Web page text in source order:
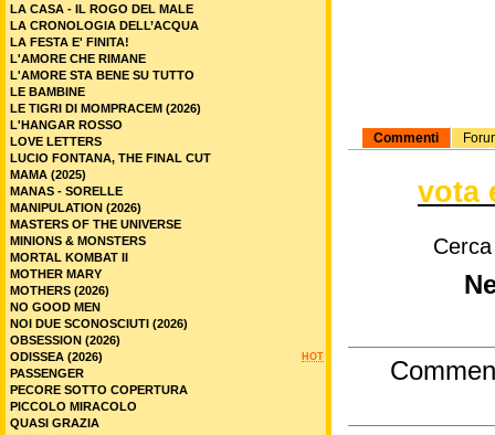
Commenti
vota
LA CASA - IL ROGO DEL MALE
LA CRONOLOGIA DELL’ACQUA
LA FESTA E' FINITA!
L'AMORE CHE RIMANE
L'AMORE STA BENE SU TUTTO
LE BAMBINE
LE TIGRI DI MOMPRACEM (2026)
L'HANGAR ROSSO
LOVE LETTERS
LUCIO FONTANA, THE FINAL CUT
MAMA (2025)
MANAS - SORELLE
MANIPULATION (2026)
MASTERS OF THE UNIVERSE
MINIONS & MONSTERS
MORTAL KOMBAT II
MOTHER MARY
MOTHERS (2026)
NO GOOD MEN
NOI DUE SCONOSCIUTI (2026)
OBSESSION (2026)
HOT
ODISSEA (2026)
PASSENGER
PECORE SOTTO COPERTURA
PICCOLO MIRACOLO
QUASI GRAZIA